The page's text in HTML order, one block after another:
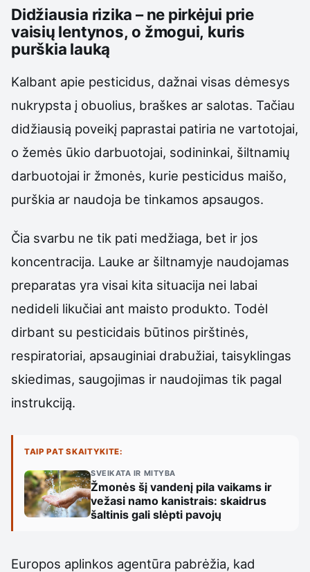
Didžiausia rizika – ne pirkėjui prie
vaisių lentynos, o žmogui, kuris
purškia lauką
Kalbant apie pesticidus, dažnai visas dėmesys
nukrypsta į obuolius, braškes ar salotas. Tačiau
didžiausią poveikį paprastai patiria ne vartotojai,
o žemės ūkio darbuotojai, sodininkai, šiltnamių
darbuotojai ir žmonės, kurie pesticidus maišo,
purškia ar naudoja be tinkamos apsaugos.
Čia svarbu ne tik pati medžiaga, bet ir jos
koncentracija. Lauke ar šiltnamyje naudojamas
preparatas yra visai kita situacija nei labai
nedideli likučiai ant maisto produkto. Todėl
dirbant su pesticidais būtinos pirštinės,
respiratoriai, apsauginiai drabužiai, taisyklingas
skiedimas, saugojimas ir naudojimas tik pagal
instrukciją.
TAIP PAT SKAITYKITE:
SVEIKATA IR MITYBA
Žmonės šį vandenį pila vaikams ir
vežasi namo kanistrais: skaidrus
šaltinis gali slėpti pavojų
Europos aplinkos agentūra pabrėžia, kad